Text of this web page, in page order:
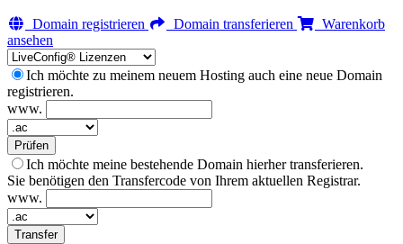
Domain registrieren Domain transferieren
Warenkorb
ansehen
Ich möchte zu meinem neuem Hosting auch eine neue Domain
registrieren.
www.
Prüfen
Ich möchte meine bestehende Domain hierher transferieren.
Sie benötigen den Transfercode von Ihrem aktuellen Registrar.
www.
Transfer